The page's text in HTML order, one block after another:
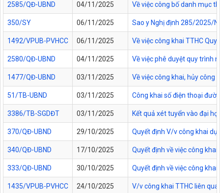
2585/QĐ-UBND 04/11/2025 Về việc công bố danh mục
350/SY 06/11/2025 Sao y Nghị định 285/2025/
1492/VPUB-PVHCC 06/11/2025 Về việc công khai TTHC
2580/QĐ-UBND 04/11/2025 Về việc phê duyệt quy trình
1477/QĐ-UBND 03/11/2025 Về việc công khai, hủy công
51/TB-UBND 03/11/2025 Công khai số điện thoại
3386/TB-SGDĐT 03/11/2025 Kết quả xét tuyển vào đại
370/QĐ-UBND 29/10/2025 Quyết định V/v công khai
340/QĐ-UBND 17/10/2025 Quyết định về việc công
333/QĐ-UBND 30/10/2025 Quyết định về việc công
1435/VPUB-PVHCC 24/10/2025 V/v công khai TTHC liên